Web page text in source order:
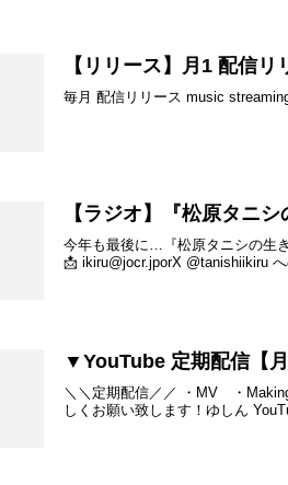
【リリース】月1 配信リ
毎月 配信リリース music
【ラジオ】『松原タニシ
今年も最後に…『松原タニシの生
📩 ikiru@jocr.jporX @tanishiikiru へ
▼YouTube 定期配信【月
＼＼定期配信／／ ・MV ・
しくお願い致します！ゆしん